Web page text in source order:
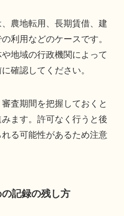
農地転用、長期賃借、建
利用などのケースです。
地域の行政機関によって
確認してください。
査期間を把握しておくと
ます。許可なく行うと後
る可能性があるため注意
記録の残し方